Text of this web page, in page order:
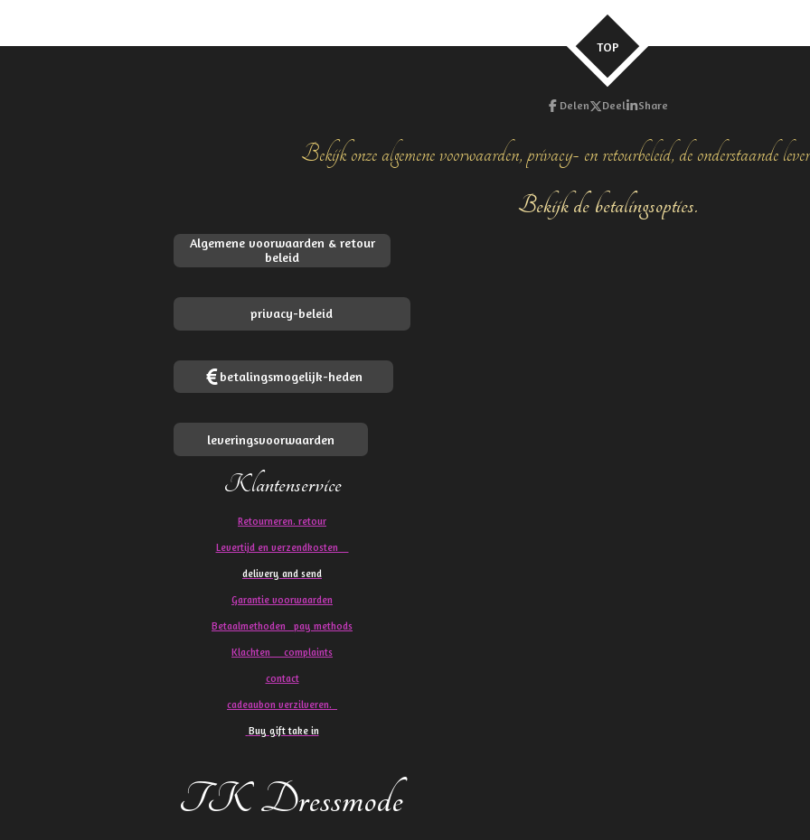
TOP
Delen Deel Share
Bekijk onze algemene voorwaarden, privacy- en retourbeleid, de onderstaande
Bekijk de betalingsopties.
Algemene voorwaarden & retour
beleid
privacy-beleid
betalingsmogelijk-heden
leveringsvoorwaarden
Klantenservice
Retourneren. retour
Levertijd en verzendkosten
delivery and send
Garantie voorwaarden
Betaalmethoden pay methods
Klachten complaints
contact
cadeaubon verzilveren.
Buy gift take in
TK Dressmode